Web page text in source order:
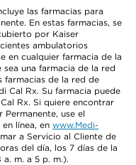
las farmacias para
En estas farmacias, se
por Kaiser
ambulatorios
en cualquier farmacia de la
una farmacia de la red
farmacias de la red de
Cal Rx. Su farmacia puede
Rx. Si quiere encontrar
Permanente, use el
línea, en www.Medi-
a Servicio al Cliente de
del día, los 7 días de la
a. m. a 5 p. m.).